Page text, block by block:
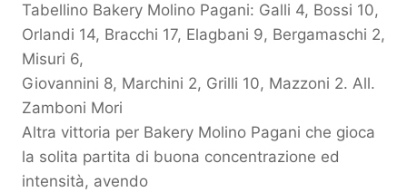
Tabellino Bakery Molino Pagani: Galli 4, Bossi 10,
Orlandi 14, Bracchi 17, Elagbani 9, Bergamaschi 2,
Misuri 6,
Giovannini 8, Marchini 2, Grilli 10, Mazzoni 2. All.
Zamboni Mori
Altra vittoria per Bakery Molino Pagani che gioca
la solita partita di buona concentrazione ed
intensità, avendo